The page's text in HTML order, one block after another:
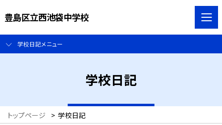
豊島区立西池袋中学校
学校日記メニュー
学校日記
トップページ > 学校日記